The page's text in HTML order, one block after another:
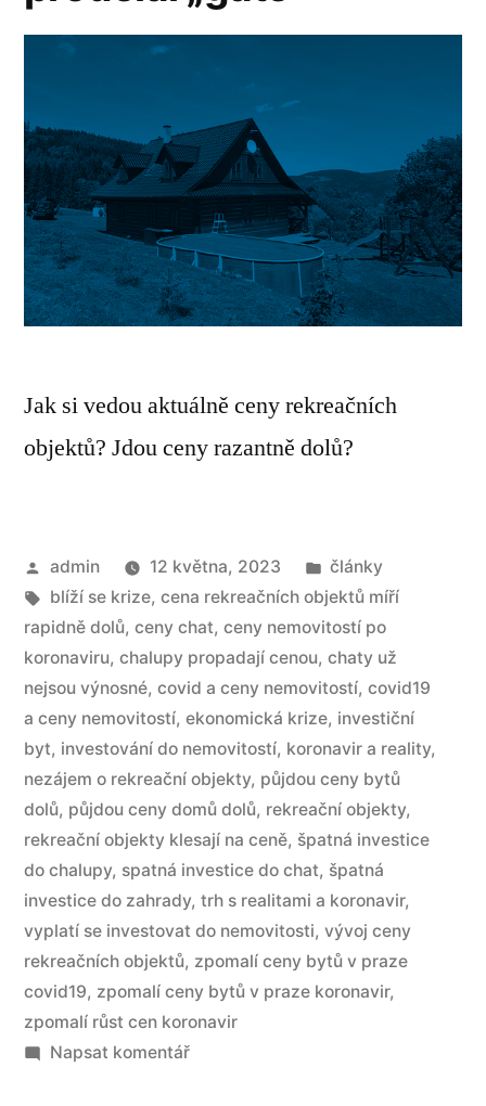
Jak si vedou aktuálně ceny rekreačních
objektů? Jdou ceny razantně dolů?
admin 12 května, 2023
články
blíží se krize, cena rekreačních objektů míří
rapidně dolů, ceny chat, ceny nemovitostí po
koronaviru, chalupy propadají cenou, chaty už
nejsou výnosné, covid a ceny nemovitostí, covid19
a ceny nemovitostí, ekonomická krize, investiční
byt, investování do nemovitostí, koronavir a reality,
nezájem o rekreační objekty, půjdou ceny bytů
dolů, půjdou ceny domů dolů, rekreační objekty,
rekreační objekty klesají na ceně, špatná investice
do chalupy, spatná investice do chat, špatná
investice do zahrady, trh s realitami a koronavir,
vyplatí se investovat do nemovitosti, vývoj ceny
rekreačních objektů, zpomalí ceny bytů v praze
covid19, zpomalí ceny bytů v praze koronavir,
zpomalí růst cen koronavir
Napsat komentář